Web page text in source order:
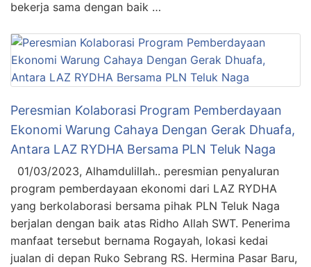
bekerja sama dengan baik …
Peresmian Kolaborasi Program Pemberdayaan
Ekonomi Warung Cahaya Dengan Gerak Dhuafa,
Antara LAZ RYDHA Bersama PLN Teluk Naga
01/03/2023, Alhamdulillah.. peresmian penyaluran
program pemberdayaan ekonomi dari LAZ RYDHA
yang berkolaborasi bersama pihak PLN Teluk Naga
berjalan dengan baik atas Ridho Allah SWT. Penerima
manfaat tersebut bernama Rogayah, lokasi kedai
jualan di depan Ruko Sebrang RS. Hermina Pasar Baru,